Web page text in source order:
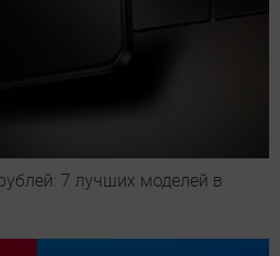
7 лучших моделей в